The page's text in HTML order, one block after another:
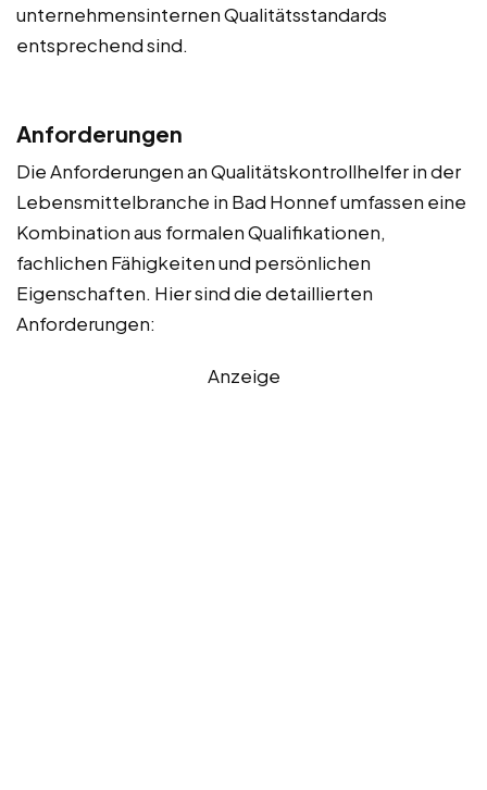
unternehmensinternen Qualitätsstandards
entsprechend sind.
Anforderungen
Die Anforderungen an Qualitätskontrollhelfer in der
Lebensmittelbranche in Bad Honnef umfassen eine
Kombination aus formalen Qualifikationen,
fachlichen Fähigkeiten und persönlichen
Eigenschaften. Hier sind die detaillierten
Anforderungen:
Anzeige